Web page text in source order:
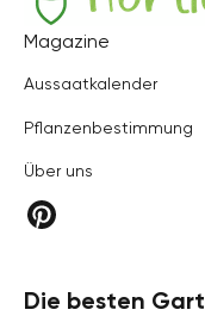
Hortica
Magazine
Aussaatkalender
Pflanzenbestimmung
Über uns
Die besten